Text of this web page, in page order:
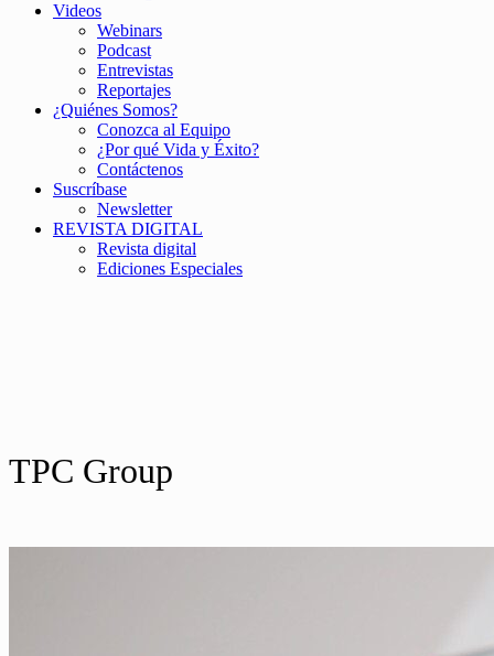
Videos
Webinars
Podcast
Entrevistas
Reportajes
¿Quiénes Somos?
Conozca al Equipo
¿Por qué Vida y Éxito?
Contáctenos
Suscríbase
Newsletter
REVISTA DIGITAL
Revista digital
Ediciones Especiales
TPC Group